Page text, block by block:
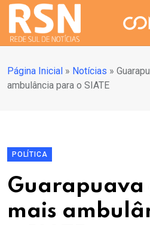
Página Inicial » Notícias »
ambulância para o SIATE
POLÍTICA
Guarapuava
mais